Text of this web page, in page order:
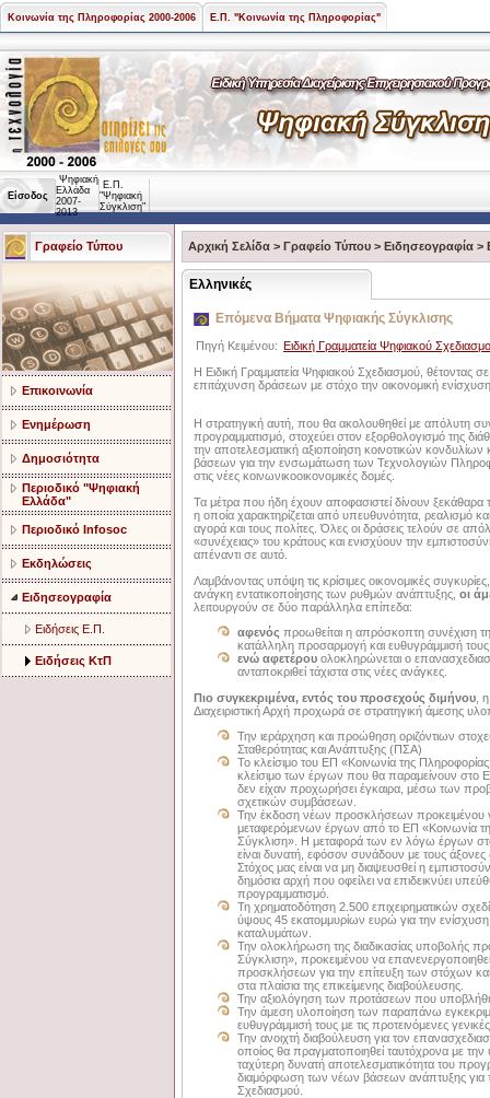
Κοινωνία της Πληροφορίας 2000-2006 Ε.Π. "Κοινωνία της Πληροφορίας"
Είσοδος
Ψηφιακή
Ελλάδα
2007-
2013
Ε.Π.
"Ψηφιακή
Σύγκλιση"
Γραφείο Τύπου
Επικοινωνία
Ενημέρωση
Δημοσιότητα
Περιοδικό "Ψηφιακή
Ελλάδα"
Περιοδικό Infosoc
Εκδηλώσεις
Ειδησεογραφία
Ειδήσεις Ε.Π.
Ειδήσεις ΚτΠ
Αρχική Σελίδα > Γραφείο Τύπου > Ειδησεογραφία >
Ελληνικές
Επόμενα Βήματα Ψηφιακής Σύγκλισης
Πηγή Κειμένου: Ειδική Γραμματεία Ψηφιακού
Η Ειδική Γραμματεία Ψηφιακού Σχεδιασμού,
επιτάχυνση δράσεων με στόχο την οικονομική
Η στρατηγική αυτή, που θα ακολουθηθεί με απόλυτη
προγραμματισμό, στοχεύει στον εξορθολογισμό της
την αποτελεσματική αξιοποίηση κοινοτικών
βάσεων για την ενσωμάτωση των Τεχνολογιών
στις νέες κοινωνικοοικονομικές δομές.
Τα μέτρα που ήδη έχουν αποφασιστεί δίνουν ξεκάθαρα
η οποία χαρακτηρίζεται από υπευθυνότητα, ρεαλισμό
αγορά και τους πολίτες. Όλες οι δράσεις τελούν σε
«συνέχειας» του κράτους και ενισχύουν την
απέναντι σε αυτό.
Λαμβάνοντας υπόψη τις κρίσιμες οικονομικές
ανάγκη εντατικοποίησης των ρυθμών ανάπτυξης, οι
λειτουργούν σε δύο παράλληλα επίπεδα:
αφενός προωθείται η απρόσκοπτη συνέχιση
κατάλληλη προσαρμογή και ευθυγράμμισή τους
ενώ αφετέρου ολοκληρώνεται ο
ανταποκριθεί τάχιστα στις νέες ανάγκες.
Πιο συγκεκριμένα, εντός του προσεχούς διμήνου ,
Διαχειριστική Αρχή προχωρά σε στρατηγική άμεσης
Την ιεράρχηση και προώθηση οριζόντιων
Σταθερότητας και Ανάπτυξης (ΠΣΑ)
Το κλείσιμο του ΕΠ «Κοινωνία της
κλείσιμο των έργων που θα παραμείνουν στο
δεν είχαν προχωρήσει έγκαιρα, μέσω των
σχετικών συμβάσεων.
Την έκδοση νέων προσκλήσεων προκειμένου
μεταφερόμενων έργων από το ΕΠ «Κοινωνία
Σύγκλιση». Η μεταφορά των εν λόγω έργων
είναι δυνατή, εφόσον συνάδουν με τους άξονες
Στόχος μας είναι να μη διαψευσθεί η
δημόσια αρχή που οφείλει να επιδεικνύει
προγραμματισμό.
Τη χρηματοδότηση 2.500 επιχειρηματικών
ύψους 45 εκατομμυρίων ευρώ για την ενίσχυση
καταλυμάτων.
Την ολοκλήρωση της διαδικασίας υποβολής
Σύγκλιση», προκειμένου να
προσκλήσεων για την επίτευξη των στόχων
στα πλαίσια της επικείμενης διαβούλευσης.
Την αξιολόγηση των προτάσεων που
Την άμεση υλοποίηση των παραπάνω
ευθυγράμμισή τους με τις προτεινόμενες
Την ανοιχτή διαβούλευση για τον
οποίος θα πραγματοποιηθεί ταυτόχρονα με
ταχύτερη δυνατή αποτελεσματικότητα του
διαμόρφωση των νέων βάσεων ανάπτυξης για
Σχεδιασμού.